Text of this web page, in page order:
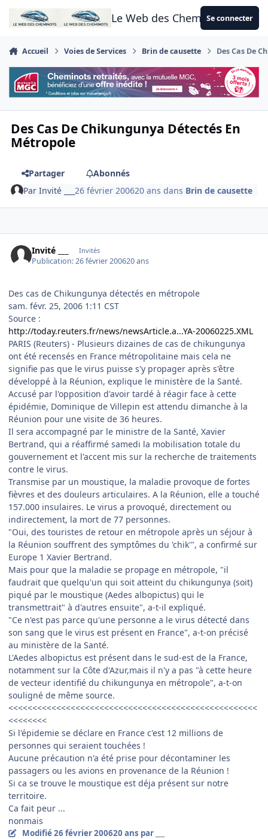
Aller au contenu
Le Web des CheminotsSe connecter
Accueil Voies de Services Brin de causette Des Cas De
Des Cas De Chikungunya Détectés En
Métropole
Partager
Abonnés
ParInvité ___ 26 février 200620 ans dans Brin de causette
Invité ___ Invités
Publication:26 février 200620 ans
Des cas de Chikungunya détectés en métropole
sam. févr. 25, 2006 1:11 CST
Source :
http://today.reuters.fr/news/newsArticle.a...YA-20060225.XML
PARIS (Reuters) - Plusieurs dizaines de cas de chikungunya
ont été recensés en France métropolitaine mais cela ne
signifie pas que le virus puisse s'y propager après s'être
développé à la Réunion, explique le ministère de la Santé.
Accusé par l'opposition d'avoir tardé à réagir face à cette
épidémie, Dominique de Villepin est attendu dimanche à la
Réunion pour une visite de 36 heures.
Il sera accompagné par le ministre de la Santé, Xavier
Bertrand, qui a réaffirmé samedi la mobilisation totale du
gouvernement et l'accent mis sur la recherche de traitements
contre le virus.
Transmise par un moustique, la maladie provoque de fortes
fièvres et des douleurs articulaires. A la Réunion, elle a touché
157.000 insulaires. Le virus a provoqué, directement ou
indirectement, la mort de 77 personnes.
"Oui, des touristes de retour en métropole après un séjour à
la Réunion souffrent des symptômes du 'chik'", a confirmé sur
Europe 1 Xavier Bertrand.
Mais pour que la maladie se propage en métropole, "il
faudrait que quelqu'un qui soit atteint du chikungunya (soit)
piqué par le moustique (Aedes albopictus) qui le
transmettrait" à d'autres ensuite", a-t-il expliqué.
"Ce n'est pas parce qu'une personne a le virus détecté dans
son sang que le virus est présent en France", a-t-on précisé
au ministère de la Santé.
L'Aedes albopictus est présent dans le sud-est de la France,
notamment sur la Côte d'Azur,mais il n'y a pas "à cette heure
de vecteur identifié du chikungunya en métropole", a-t-on
souligné de même source.
<<<<<<<<<<<<<<<<<<<<<<<<<<<<<<<<<<<<<<<<<<<<<<<<<<<<
<<<<<<<<
Si l'épidemie se déclare en France c'est 12 millions de
personnes qui seraient touchées !
Aucune précaution n'a été prise pour décontaminer les
passagers ou les avions en provenance de la Réunion !
Si ca se trouve le moustique est déja présent sur notre
territoire.
Ca fait peur ...
nonmais
Modifié26 février 200620 ans par ___